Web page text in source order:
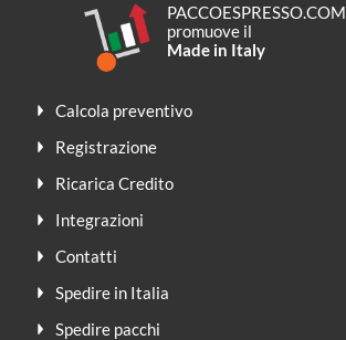
PACCOESPRESSO.COM
promuove il
Made in Italy
Calcola preventivo
Registrazione
Ricarica Credito
Integrazioni
Contatti
Spedire in Italia
Spedire pacchi